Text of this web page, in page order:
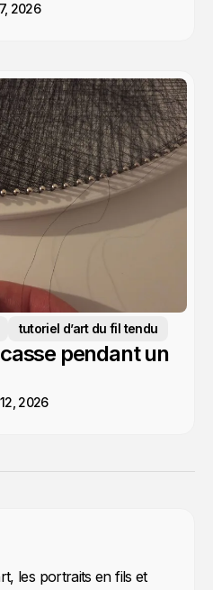
2026
tutoriel d’art du fil tendu
pendant un
2026
les portraits en fils et